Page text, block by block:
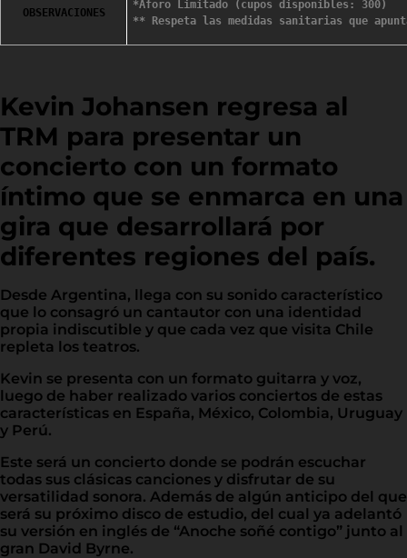
OBSERVACIONES
*Aforo Limitado (cupos disponibles: 300)
** Respeta las medidas sanitarias que
Kevin Johansen regresa al
TRM para presentar un
concierto con un formato
íntimo que se enmarca en una
gira que desarrollará por
diferentes regiones del país.
Desde Argentina, llega con su sonido característico
que lo consagró un cantautor con una identidad
propia indiscutible y que cada vez que visita Chile
repleta los teatros.
Kevin se presenta con un formato guitarra y voz,
luego de haber realizado varios conciertos de estas
características en España, México, Colombia, Uruguay
y Perú.
Este será un concierto donde se podrán escuchar
todas sus clásicas canciones y disfrutar de su
versatilidad sonora. Además de algún anticipo del que
será su próximo disco de estudio, del cual ya adelantó
su versión en inglés de “Anoche soñé contigo” junto al
gran David Byrne.